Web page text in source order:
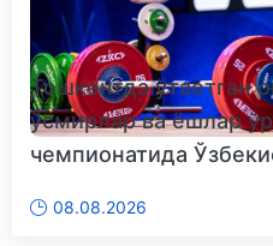
Тошкентда ўтаётган
ўсмирлар ва ёшлар
чемпионатида
08.08.2026